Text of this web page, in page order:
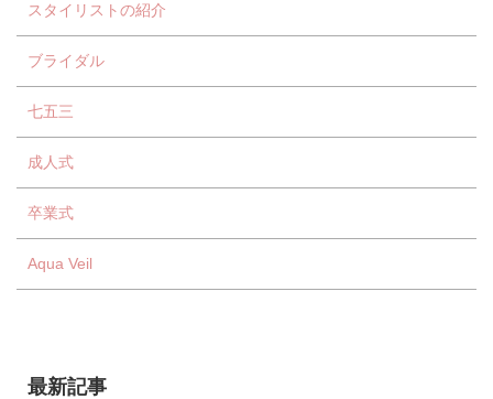
スタイリストの紹介
ブライダル
七五三
成人式
卒業式
Aqua Veil
最新記事